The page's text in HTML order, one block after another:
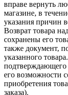
вправе вернуть
магазине, в
указания причин
Возврат товара
сохранены его
также документ,
указанного
подтверждающего
его возможности
приобретения
заказа).